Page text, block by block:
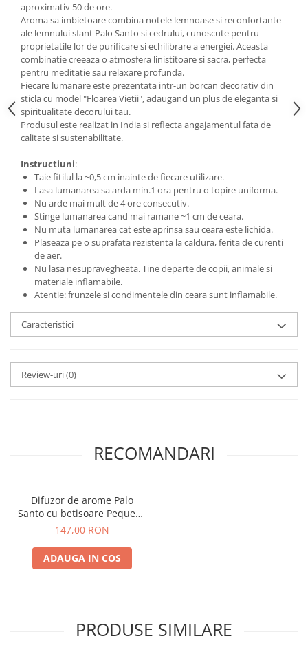
aproximativ 50 de ore.
Aroma sa imbietoare combina notele lemnoase si reconfortante
ale lemnului sfant Palo Santo si cedrului, cunoscute pentru
proprietatile lor de purificare si echilibrare a energiei. Aceasta
combinatie creeaza o atmosfera linistitoare si sacra, perfecta
pentru meditatie sau relaxare profunda.
Fiecare lumanare este prezentata intr-un borcan decorativ din
sticla cu model "Floarea Vietii", adaugand un plus de eleganta si
spiritualitate decorului tau.
Produsul este realizat in India si reflecta angajamentul fata de
calitate si sustenabilitate.
Instructiuni:
Taie fitilul la ~0,5 cm inainte de fiecare utilizare.
Lasa lumanarea sa arda min.1 ora pentru o topire uniforma.
Nu arde mai mult de 4 ore consecutiv.
Stinge lumanarea cand mai ramane ~1 cm de ceara.
Nu muta lumanarea cat este aprinsa sau ceara este lichida.
Plaseaza pe o suprafata rezistenta la caldura, ferita de curenti
de aer.
Nu lasa nesupravegheata. Tine departe de copii, animale si
materiale inflamabile.
Atentie: frunzele si condimentele din ceara sunt inflamabile.
Caracteristici
Review-uri(0)
RECOMANDARI
Difuzor de arome Palo
Santo cu betisoare Pequeño
incluse
147,00 RON
ADAUGA IN COS
PRODUSE SIMILARE